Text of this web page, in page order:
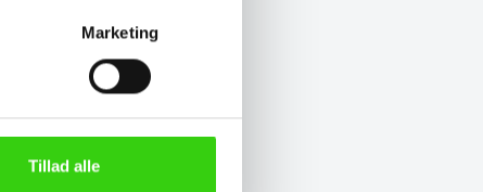
Marketing
Tillad alle